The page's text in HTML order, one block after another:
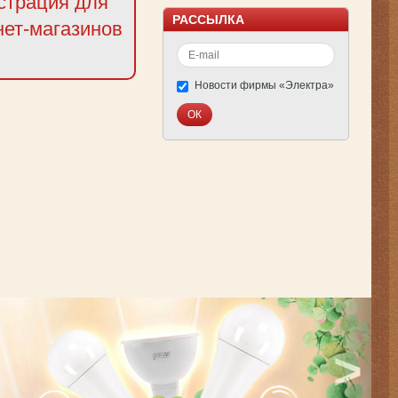
магазинов
РАССЫЛКА
Новости фирмы «Электра»